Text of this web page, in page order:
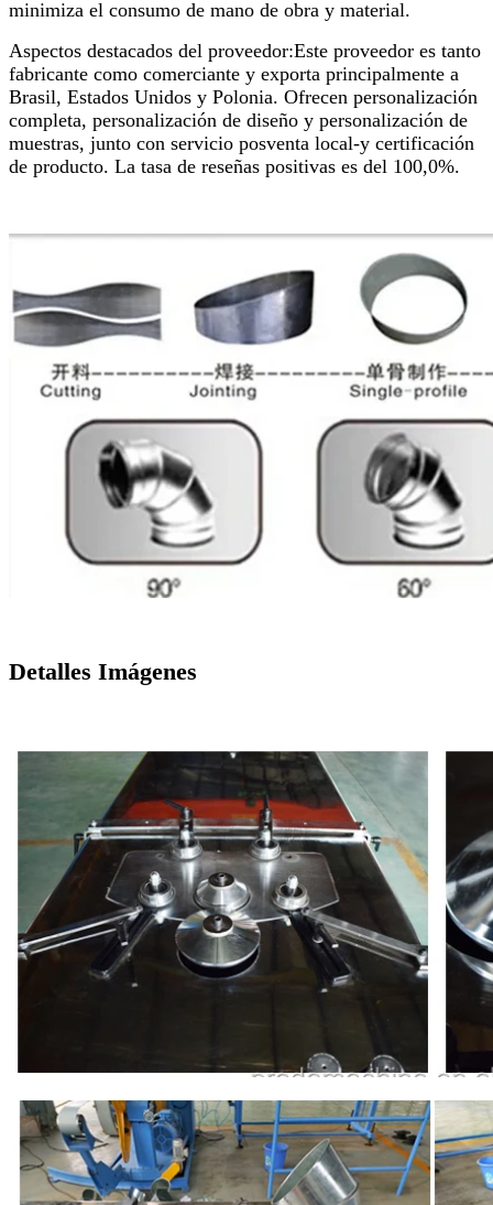
minimiza el consumo de mano de obra y material.
Aspectos destacados del proveedor:Este proveedor es tanto
fabricante como comerciante y exporta principalmente a
Brasil, Estados Unidos y Polonia. Ofrecen personalización
completa, personalización de diseño y personalización de
muestras, junto con servicio posventa local-y certificación
de producto. La tasa de reseñas positivas es del 100,0%.
Detalles Imágenes